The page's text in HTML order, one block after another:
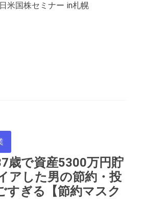
米国株セミナー in札幌
歳で資産5300万円貯
アした男の節約・投
すぎる【節約マスク